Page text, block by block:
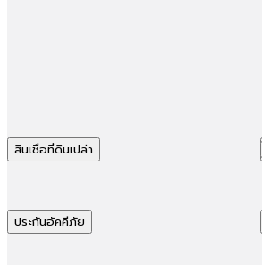
สินเชื่อที่ดินเปล่า
ประกันอัคคีภัย